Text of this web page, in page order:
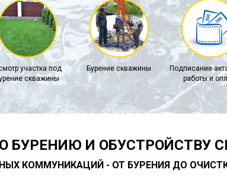
участка под
скважины
Бурение скважины
Подписание
работы и
БУРЕНИЮ И ОБУСТРОЙСТВУ
КОММУНИКАЦИЙ - ОТ БУРЕНИЯ ДО